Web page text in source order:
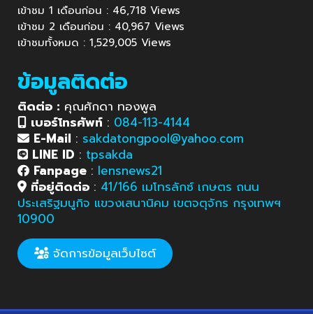
เข้าชม 1 เดือนก่อน : 46,718 Views
เข้าชม 2 เดือนก่อน : 40,967 Views
เข้าชมทั้งหมด : 1,529,005 Views
ข้อมูลติดต่อ
ติดต่อ : คุณศักดา ทองพูล
เบอร์โทรศัพท์ : 084-113-4144
E-Mail : sakdatongpool@yahoo.com
LINE ID : tpsakda
Fanpage : lensnews21
ที่อยู่ติดต่อ : 41/166 เมโทรลักซ์ เกษตร ถนน
ประเสริฐมนูกิจ แขวงเสนานิคม เขตจตุจักร กรุงเทพฯ
10900
จัดการข้อมูลเว็บไซต์